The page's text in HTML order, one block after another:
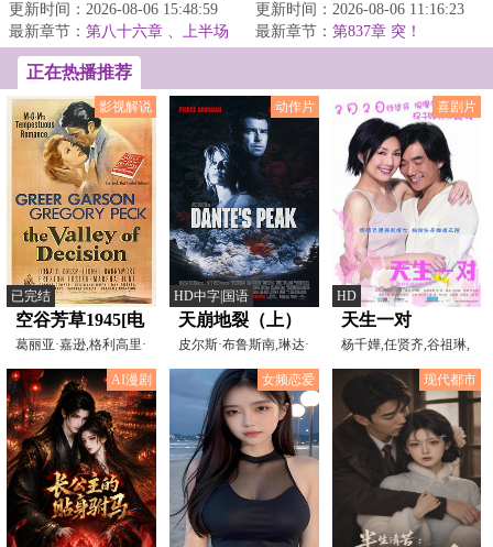
手是巴塞罗那，正在懵逼中的李
卡多听到了主教...
更新时间：2026-08-06 15:48:59
最新章节： 第八十六章 、上半场
补上单。”“教练阿布居然叫我赶紧
上场。”...
更新时间：2026-08-06 11:16:23
最新章节： 第837章 突！
正在热播推荐
影视解说
已完结
空谷芳草1945[电
影解说]
葛丽亚·嘉逊,格利高里·
派克,唐纳德·克里
动作片
HD中字|国语
天崩地裂（上）
皮尔斯·布鲁斯南,琳达·
汉密尔顿,杰米·芮
喜剧片
HD
天生一对
杨千嬅,任贤齐,谷祖琳,
贾思乐,郭涛,邬玉君,
AI漫剧
女频恋爱 现代都市